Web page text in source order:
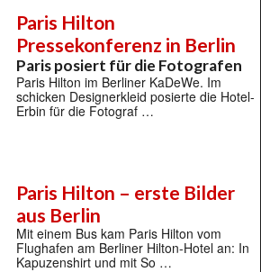
Paris Hilton
Pressekonferenz in Berlin
Paris posiert für die Fotografen
Paris Hilton im Berliner KaDeWe. Im
schicken Designerkleid posierte die Hotel-
Erbin für die Fotograf …
Paris Hilton – erste Bilder
aus Berlin
Mit einem Bus kam Paris Hilton vom
Flughafen am Berliner Hilton-Hotel an: In
Kapuzenshirt und mit So …